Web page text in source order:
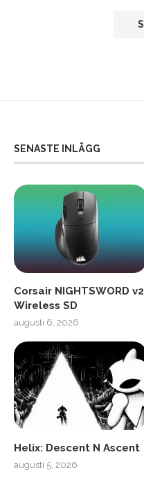
SENASTE INLÄGG
Corsair NIGHTSWORD v2
Wireless SD
augusti 6, 2026
Helix: Descent N Ascent
augusti 5, 2026